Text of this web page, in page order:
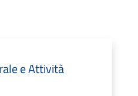
e Attività